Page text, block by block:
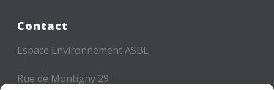
Contact
Espace Environnement ASBL
Rue de Montigny 29